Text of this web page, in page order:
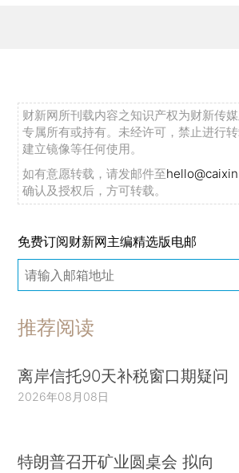
财新网所刊载内容之知识产权为财新传
专属所有或持有。未经许可，禁止进行
建立镜像等任何使用。
如有意愿转载，请发邮件至
确认及授权后，方可转载。
免费订阅财新网主编精选版电邮
推荐阅读
离岸信托90天补税窗口期疑问
2026年08月08日
特朗普召开矿业圆桌会 拟向